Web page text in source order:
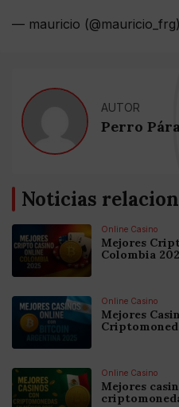
— mauricio (@mauricio_frg)
AUTOR
Perro
Noticias
Online Casino
Mejores
Colombia
Online Casino
Mejores
Online Casino
Mejores